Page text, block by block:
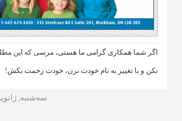
اگر شما همکاری گرامی ما هستی، مرسی که این
نکن و با تغییر به نام خودت نزن، خودت زحمت بکش!
سه‌شنبه, ژانویه 2, 2024 -